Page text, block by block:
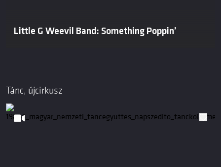
Little G Weevil Band: Something Poppin’
Tánc, újcirkusz